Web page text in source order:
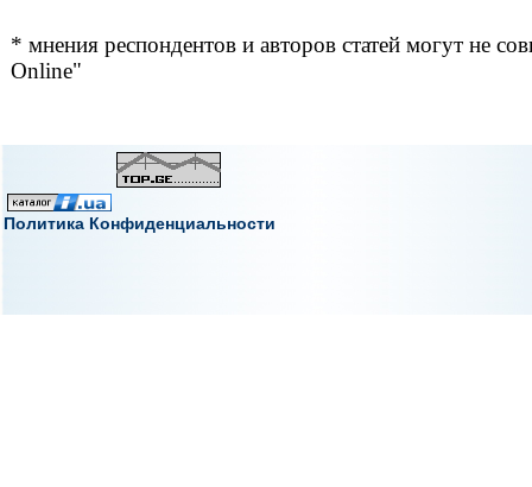
* мнения респондентов и авторов статей могут не
Online"
Политика Конфиденциальности